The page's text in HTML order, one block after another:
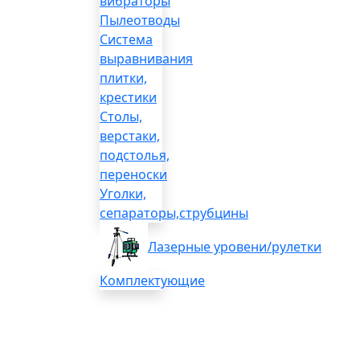
Пылеотводы
Система
выравнивания
плитки,
крестики
Столы,
верстаки,
подстолья,
переноски
Уголки,
сепараторы,струбцины
Лазерные уровени/рулетки
Комплектующие